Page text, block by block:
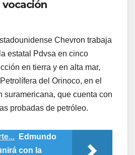
vocación
Chevron trabaja
estatal Pdvsa en cinco
en tierra y en alta mar,
del Orinoco, en el
suramericana, que cuenta con
probadas de petróleo.
Edmundo
con la